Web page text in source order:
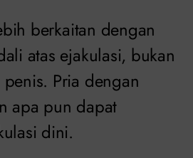
berkaitan dengan
atas ejakulasi, bukan
Pria dengan
apa pun dapat
dini.